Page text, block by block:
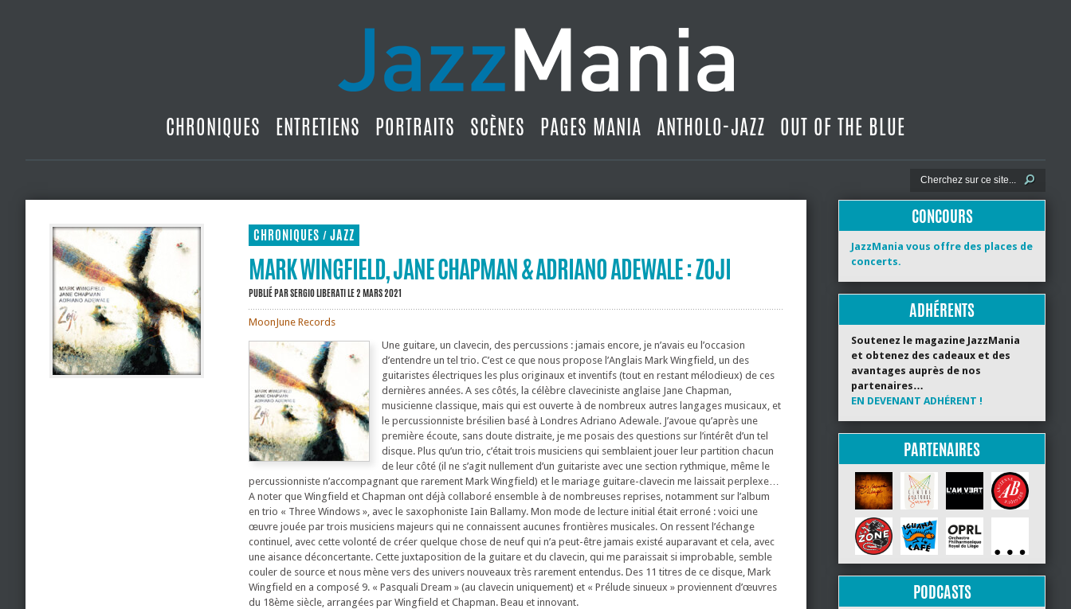
CHRONIQUES ENTRETIENS PORTRAITS SCÈNES PAGES MANIA ANTHOLO-JAZZ OUT OF THE BLUE
CHRONIQUES / JAZZ
MARK WINGFIELD, JANE CHAPMAN & ADRIANO ADEWALE : ZOJI
PUBLIÉ PARSERGIO LIBERATILE 2 MARS 2021
MoonJune Records
Une guitare, un clavecin, des percussions : jamais encore, je n’avais eu l’occasion
d’entendre un tel trio. C’est ce que nous propose l’Anglais Mark Wingfield, un des
guitaristes électriques les plus originaux et inventifs (tout en restant mélodieux) de ces
dernières années. A ses côtés, la célèbre claveciniste anglaise Jane Chapman,
musicienne classique, mais qui est ouverte à de nombreux autres langages musicaux, et
le percussionniste brésilien basé à Londres Adriano Adewale. J’avoue qu’après une
première écoute, sans doute distraite, je me posais des questions sur l’intérêt d’un tel
disque. Plus qu’un trio, c’était trois musiciens qui semblaient jouer leur partition chacun
de leur côté (il ne s’agit nullement d’un guitariste avec une section rythmique, même le
percussionniste n’accompagnant que rarement Mark Wingfield) et le mariage guitare-clavecin me laissait perplexe…
A noter que Wingfield et Chapman ont déjà collaboré ensemble à de nombreuses reprises, notamment sur l’album
en trio « Three Windows », avec le saxophoniste Iain Ballamy. Mon mode de lecture initial était erroné : voici une
œuvre jouée par trois musiciens majeurs qui ne connaissent aucunes frontières musicales. On ressent l’échange
continuel, avec cette volonté de créer quelque chose de neuf qui n’a peut-être jamais existé auparavant et cela, avec
une aisance déconcertante. Cette juxtaposition de la guitare et du clavecin, qui me paraissait si improbable, semble
couler de source et nous mène vers des univers nouveaux très rarement entendus. Des 11 titres de ce disque, Mark
Wingfield en a composé 9. « Pasquali Dream » (au clavecin uniquement) et « Prélude sinueux » proviennent d’œuvres
du 18ème siècle, arrangées par Wingfield et Chapman. Beau et innovant.
CONCOURS
JazzMania vous offre des places de
concerts.
ADHÉRENTS
Soutenez le magazine JazzMania
et obtenez des cadeaux et des
avantages auprès de nos
partenaires…
EN DEVENANT ADHÉRENT !
PARTENAIRES
PODCASTS